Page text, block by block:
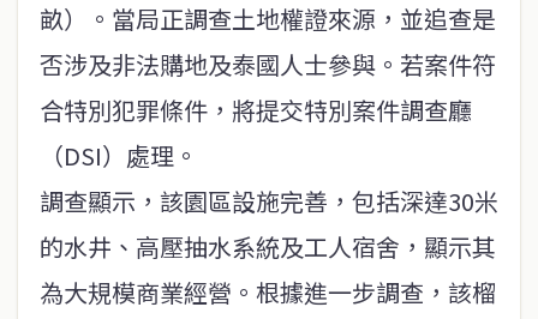
畝）。當局正調查土地權證來源，並追查是
否涉及非法購地及泰國人士參與。若案件符
合特別犯罪條件，將提交特別案件調查廳
（DSI）處理。
調查顯示，該園區設施完善，包括深達30米
的水井、高壓抽水系統及工人宿舍，顯示其
為大規模商業經營。根據進一步調查，該榴